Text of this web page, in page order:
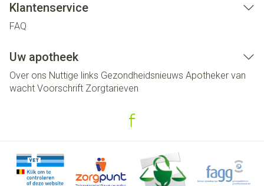
Klantenservice
FAQ
Uw apotheek
Over ons Nuttige links Gezondheidsnieuws Apotheker van
wacht Voorschrift Zorgtarieven